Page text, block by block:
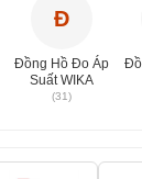
Đ
Đồng Hồ Đo Áp
Suất WIKA
(31)